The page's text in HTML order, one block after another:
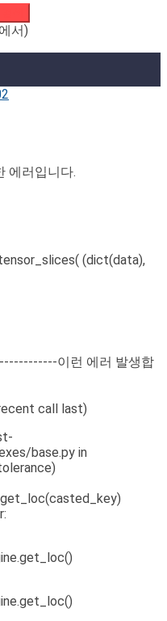
서)
에러입니다.
(dict(data),
이런 에러 발생합
call last)
base.py in